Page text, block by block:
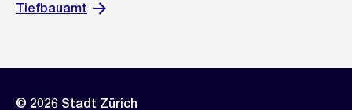
Tiefbauamt
© 2026 Stadt Zürich